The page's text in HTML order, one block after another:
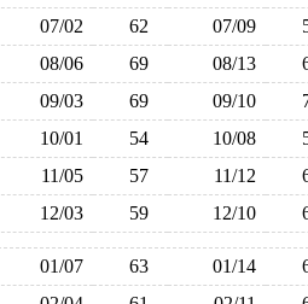
07/02 62 07/09
08/06 69 08/13
09/03 69 09/10
10/01 54 10/08
11/05 57 11/12
12/03 59 12/10
01/07 63 01/14